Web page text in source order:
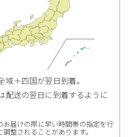
＋四国が翌日到着。
配送の翌日に到着するように
届けの際に早い時間帯の指定を行
整されることがあります。